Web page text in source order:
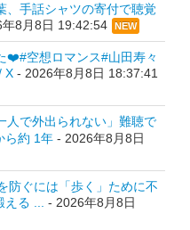
、手話シャツの寄付で聴覚
年8月8日 19:42:54 NEW
❤️#空想ロマンス#山田寿々
X - 2026年8月8日 18:37:41
人で外出られない」難聴で
ら約 1年 - 2026年8月8日
防ぐには「歩く」ために不
る ...
- 2026年8月8日